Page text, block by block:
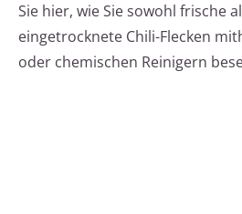
Sie hier, wie Sie sowohl frische
eingetrocknete Chili-Flecken
oder chemischen Reinigern